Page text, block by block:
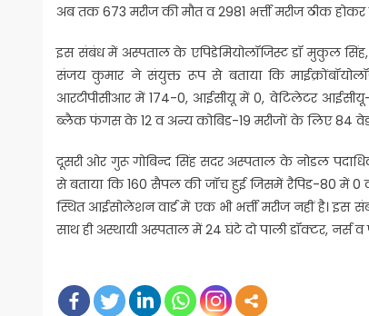
अब तक 673 मरीज की मौत व 2981 भर्त्ती मरीज ठीक
इस संबंध में अस्पताल के एपिडेमियोलॉजिस्ट डॉ मुकुल सिंह,
संजय कुमार ने संयुक्त रूप से बताया कि
आरटीपीसीआर में 174-0, आईसीयू में 0, वेटिलेटर
ब्लैक फंगस के 12 व अन्य कोबिड-19 मरीजों के लिए 84
दूसरी ओर गुरू गोबिन्द सिंह सदर अस्पताल के नोडल
से बताया कि 160 सैपल की जॉच हुई जिसमें रैपिड-80 में 0
स्थित आईसोलेशन वार्ड में एक भी भर्त्ती मरीज नहीं है।
साथ ही अस्थायी अस्पताल में 24 घंटे दो पाली डॉक्टर, नर्स